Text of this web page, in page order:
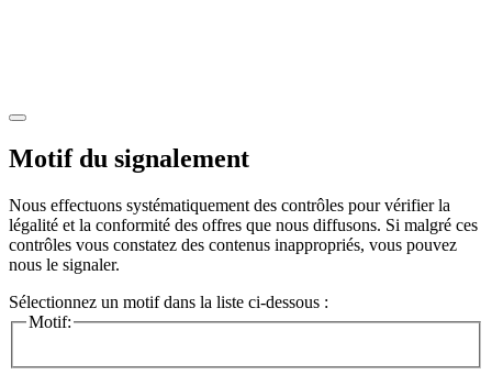
Motif du signalement
Nous effectuons systématiquement des contrôles pour vérifier la
légalité et la conformité des offres que nous diffusons. Si malgré ces
contrôles vous constatez des contenus inappropriés, vous pouvez
nous le signaler.
Sélectionnez un motif dans la liste ci-dessous :
Motif: